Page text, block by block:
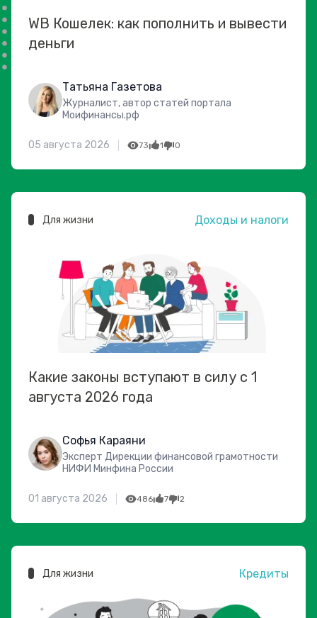
WB Кошелек: как пополнить и вывести
деньги
Татьяна Газетова
Журналист, автор статей портала
Моифинансы.рф
05 августа 2026 73 1 0
Для жизни Доходы и налоги
Какие законы вступают в силу с 1
августа 2026 года
Софья Караяни
Эксперт Дирекции финансовой грамотности
НИФИ Минфина России
01 августа 2026 486 7 2
Для жизни Кредиты